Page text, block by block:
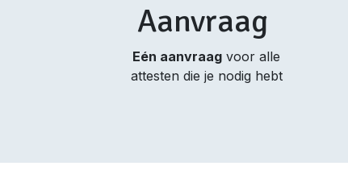
Aanvraag
Eén aanvraag voor alle
attesten die je nodig hebt